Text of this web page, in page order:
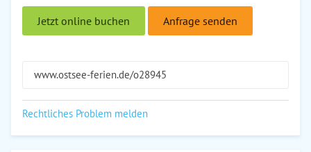
Jetzt online buchen Anfrage senden
www.ostsee-ferien.de/o28945
Rechtliches Problem melden